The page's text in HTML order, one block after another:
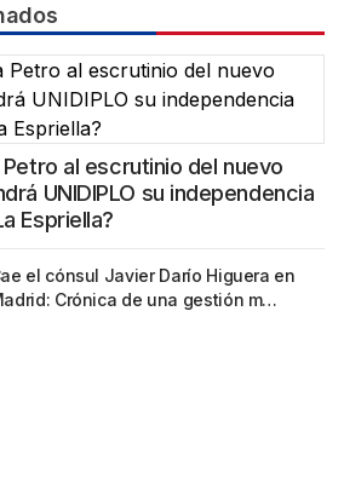
al escrutinio del nuevo
UNIDIPLO su independencia
Espriella?
el cónsul Javier Darío Higuera en
Crónica de una gestión m…